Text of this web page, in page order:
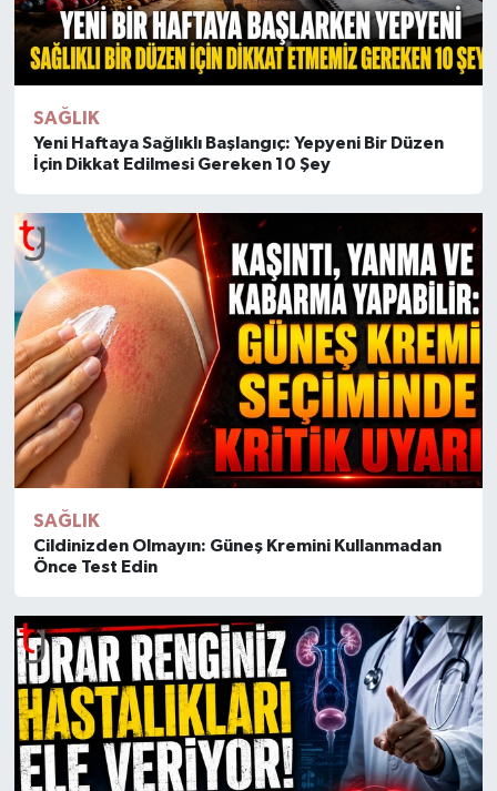
SAĞLIK
Yeni Haftaya Sağlıklı Başlangıç: Yepyeni Bir Düzen
İçin Dikkat Edilmesi Gereken 10 Şey
SAĞLIK
Cildinizden Olmayın: Güneş Kremini Kullanmadan
Önce Test Edin